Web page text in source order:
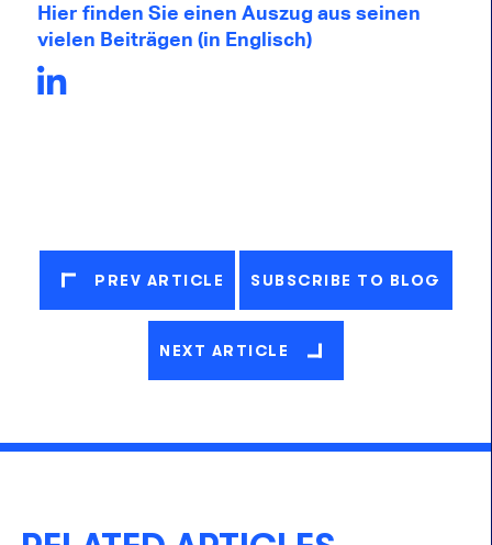
Hier finden Sie einen Auszug aus seinen
vielen Beiträgen (in Englisch)
PREV ARTICLE SUBSCRIBE TO BLOG
NEXT ARTICLE